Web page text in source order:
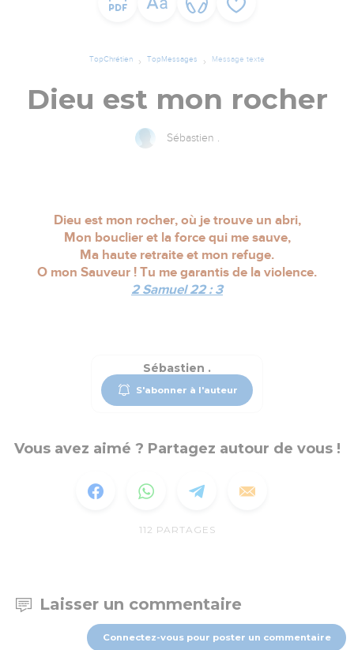
TopChrétien TopMessages Message texte
Dieu est mon rocher
Sébastien .
Dieu est mon rocher, où je trouve un abri,
Mon bouclier et la force qui me sauve,
Ma haute retraite et mon refuge.
O mon Sauveur ! Tu me garantis de la violence.
2 Samuel 22 : 3
Sébastien .
S'abonner à l'auteur
Vous avez aimé ? Partagez autour de vous !
112 PARTAGES
Laisser un commentaire
Connectez-vous pour poster un commentaire